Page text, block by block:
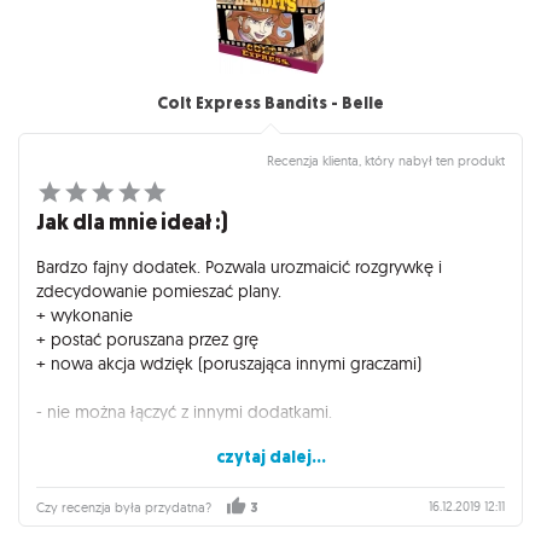
Colt Express Bandits - Belle
Recenzja klienta, który nabył ten produkt
Jak dla mnie ideał :)
Bardzo fajny dodatek. Pozwala urozmaicić rozgrywkę i
zdecydowanie pomieszać plany.
+ wykonanie
+ postać poruszana przez grę
+ nowa akcja wdzięk (poruszająca innymi graczami)
- nie można łączyć z innymi dodatkami.
Dodatek polecam wszystkim, którzy chcieliby dodać
powiewu świeżości grze. Mając wszystkie minidodatki z serii
Bandit nie ograniczmy graczom wyboru postaci.
Zdecydowanie polecam.
czytaj dalej...
Czy recenzja była przydatna? 3 16.12.2019 12:11